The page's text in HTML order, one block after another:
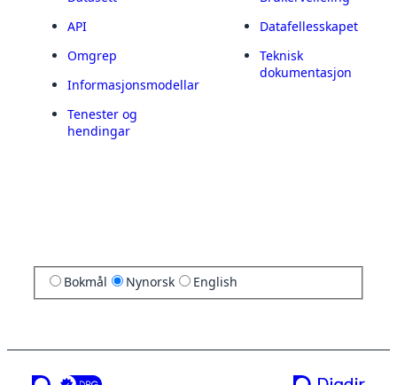
API
Omgrep
Informasjonsmodellar
Tenester og
hendingar
Datafellesskapet
Teknisk
dokumentasjon
Bokmål Nynorsk English